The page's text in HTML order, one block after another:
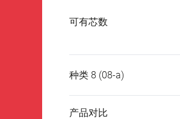
可有芯数
种类 8 (08-a)
产品对比